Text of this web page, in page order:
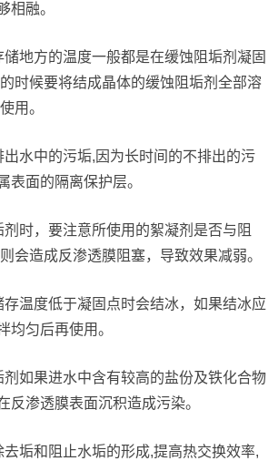
相融。
地方的温度一般都是在缓蚀阻垢剂凝固
时候要将结成晶体的缓蚀阻垢剂全部溶
用。
水中的污垢,因为长时间的不排出的污
表面的隔离保护层。
时，要注意所使用的絮凝剂是否与阻
会造成反渗透膜阻塞，导致效果减弱。
存温度低于凝固点时会结冰，如果结冰应
均匀后再使用。
如果进水中含有较高的盐份及铁化合物
反渗透膜表面沉积造成污染。
垢和阻止水垢的形成,提高热交换效率,